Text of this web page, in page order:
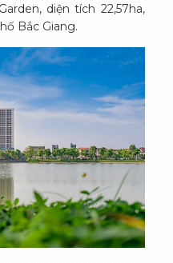
diện tích 22,57ha,
Bắc Giang.